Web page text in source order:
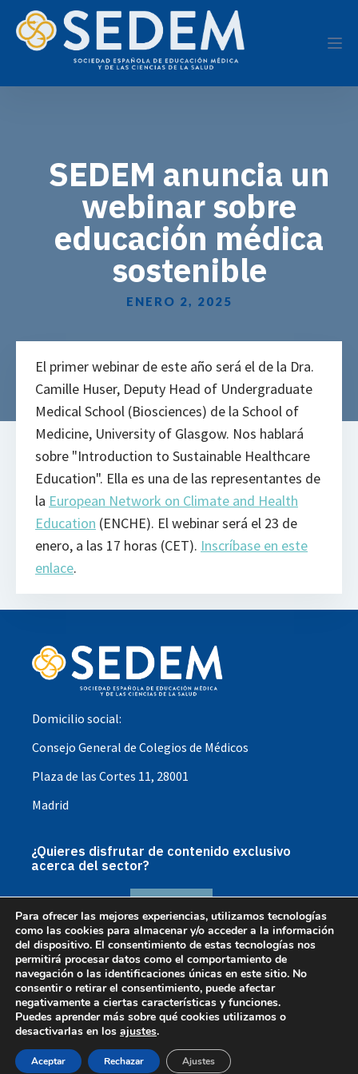
SEDEM anuncia un
webinar sobre
educación médica
sostenible
ENERO 2, 2025
El primer webinar de este año será el de la Dra.
Camille Huser, Deputy Head of Undergraduate
Medical School (Biosciences) de la School of
Medicine, University of Glasgow. Nos hablará
sobre "Introduction to Sustainable Healthcare
Education". Ella es una de las representantes de
la European Network on Climate and Health
Education (ENCHE). El webinar será el 23 de
enero, a las 17 horas (CET). Inscríbase en este
enlace.
Domicilio social:
Consejo General de Colegios de Médicos
Plaza de las Cortes 11, 28001
Madrid
¿Quieres disfrutar de contenido exclusivo
acerca del sector?
BENEFICIOS SOCIO
@2023 Copyright : Sociedad Española de Educación
Para ofrecer las mejores experiencias, utilizamos tecnologías
como las cookies para almacenar y/o acceder a la información
del dispositivo. El consentimiento de estas tecnologías nos
permitirá procesar datos como el comportamiento de
navegación o las identificaciones únicas en este sitio. No
consentir o retirar el consentimiento, puede afectar
negativamente a ciertas características y funciones.
Puedes aprender más sobre qué cookies utilizamos o
desactivarlas en los ajustes.
Aceptar Rechazar Ajustes